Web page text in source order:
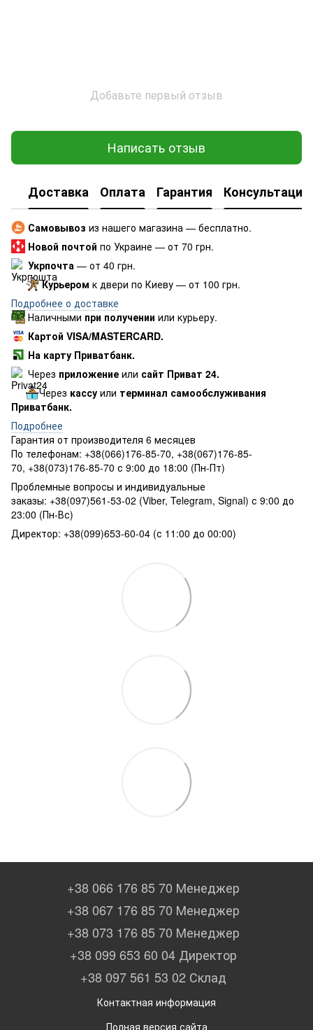
Добавьте первый отзыв
Написать отзыв
Доставка Оплата Гарантия Консультация
Самовывоз из нашего магазина — бесплатно.
Новой почтой по Украине — от 70 грн.
Укрпочта — от 40 грн.
Курьером к двери по Киеву — от 100 грн.
Подробнее о доставке
Наличными при получении или курьеру.
Картой VISA/MASTERCARD.
На карту Приватбанк.
Через приложение или сайт Приват 24.
Через кассу или терминал самообслуживания
Приватбанк.
Подробнее
Гарантия от производителя 6 месяцев
По телефонам: +38(066)176-85-70, +38(067)176-85-
70, +38(073)176-85-70 с 9:00 до 18:00 (Пн-Пт)
Проблемные вопросы и индивидуальные
заказы: +38(097)561-53-02 (Viber, Telegram, Signal) с 9:00 до
23:00 (Пн-Вс)
Директор: +38(099)653-60-04 (с 11:00 до 00:00)
+38 066 176 85 70 Менеджер
+38 067 176 85 70 Менеджер
+38 073 176 85 70 Менеджер
+38 099 653 60 04 Директор
+38 097 561 53 02 Склад
Контактная информация
Полная версия сайта